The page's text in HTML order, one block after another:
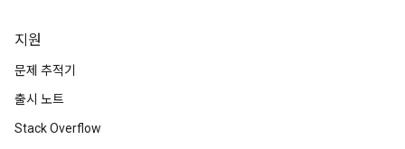
지원
문제 추적기
출시 노트
Stack Overflow